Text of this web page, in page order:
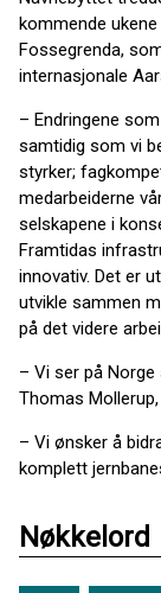
kommende
Fossegrenda,
internasjonale
– Endringene
samtidig som vi
styrker;
medarbeiderne
selskapene i
Framtidas
innovativ. Det er
utvikle sammen
på det videre
– Vi ser på
Thomas
– Vi ønsker å
komplett
Nøkkelord